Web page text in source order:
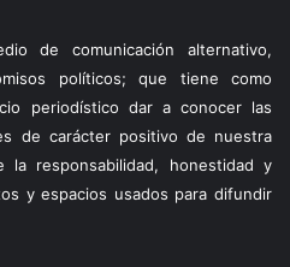
de comunicación alternativo,
políticos; que tiene como
periodístico dar a conocer las
de carácter positivo de nuestra
responsabilidad, honestidad y
y espacios usados para difundir